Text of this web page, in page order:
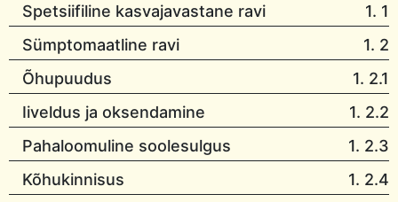
Spetsiifiline kasvajavastane ravi
1. 1
Sümptomaatline ravi
1. 2
Õhupuudus
1. 2.1
Iiveldus ja oksendamine
1. 2.2
Pahaloomuline soolesulgus
1. 2.3
Kõhukinnisus
1. 2.4